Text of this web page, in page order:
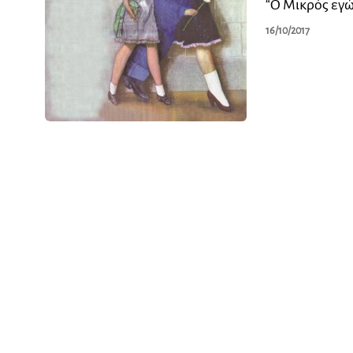
“Ο Μικρός
16/10/2017